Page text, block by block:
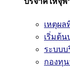
เหตุผล
เริ่มต้น
ระบบ
กองทุ